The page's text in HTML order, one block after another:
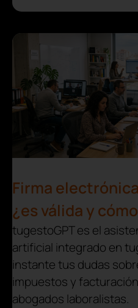
Firma
¿es válida y
tugestoGPT es el
artificial integrado en
instante tus dudas
impuestos y
abogados laboralistas.